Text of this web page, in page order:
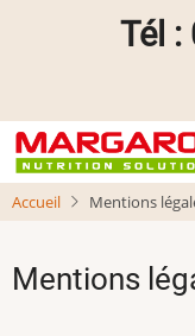
Tél :
Accueil Mentions
Mentions